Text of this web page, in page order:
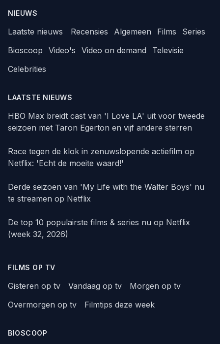
NIEUWS
Laatste nieuws Recensies Algemeen Films
Series
Bioscoop
Video's Video on demand
Televisie
Celebrities
LAATSTE NIEUWS
HBO Max breidt cast van 'I Love LA' uit voor tweede
seizoen met Taron Egerton en vijf andere sterren
Race tegen de klok in zenuwslopende actiefilm op
Netflix: 'Echt de moeite waard!'
Derde seizoen van 'My Life with the Walter Boys' nu
te streamen op Netflix
De top 10 populairste films & series nu op Netflix
(week 32, 2026)
FILMS OP TV
Gisteren op tv Vandaag op tv
Morgen op tv
Overmorgen op tv
Filmtips deze week
BIOSCOOP